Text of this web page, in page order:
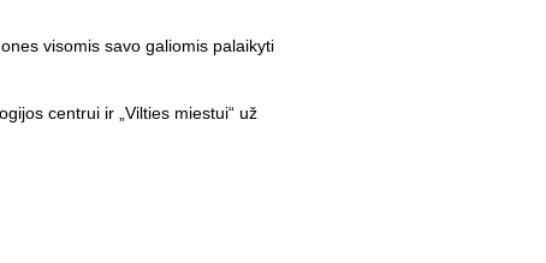
visomis savo galiomis palaikyti
centrui ir „Vilties miestui“ už